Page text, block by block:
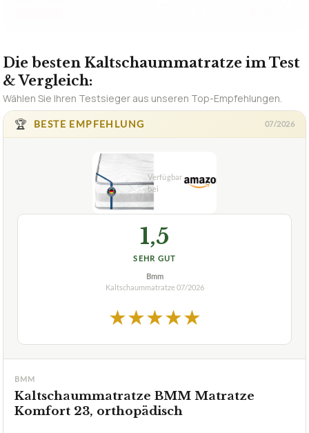
Die besten Kaltschaummatratze im Test
& Vergleich:
Wählen Sie Ihren Testsieger aus unseren Top-Empfehlungen.
🏆
BESTE EMPFEHLUNG 07/2026
1,5
SEHR GUT
Bmm
Kaltschaummatratze 07/2026
★★★★★
BMM
Kaltschaummatratze BMM Matratze
Komfort 23, orthopädisch